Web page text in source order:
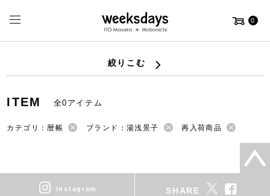
0
絞りこむ
ITEM 全0アイテム
カテゴリ：暦帳 ブランド：湯浅景子 再入荷商品
instagram SHARE